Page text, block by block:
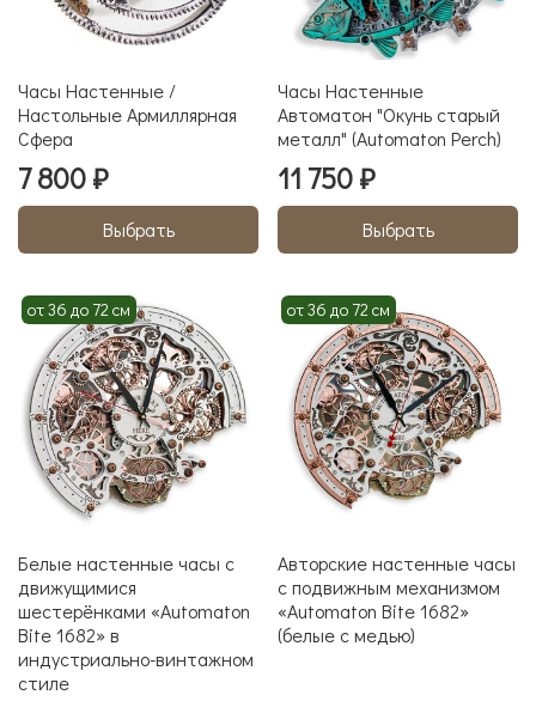
Часы Настенные /
Настольные Армиллярная
Сфера
7 800 ₽
Выбрать
Часы Настенные
Автоматон "Окунь старый
металл" (Automaton Perch)
11 750 ₽
Выбрать
от 36 до 72 см
Белые настенные часы с
движущимися
шестерёнками «Automaton
Bite 1682» в
индустриально-винтажном
стиле
от 36 до 72 см
Авторские настенные часы
с подвижным механизмом
«Automaton Bite 1682»
(белые с медью)